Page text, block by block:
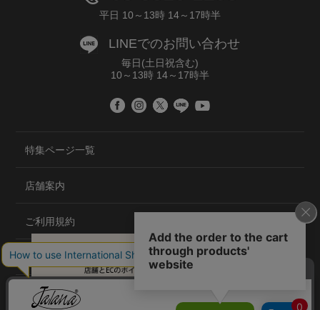
平日 10～13時 14～17時半
LINEでのお問い合わせ
毎日(土日祝含む)
10～13時 14～17時半
特集ページ一覧
店舗案内
ご利用規約
プライバシーポリシー
特定商取引法について